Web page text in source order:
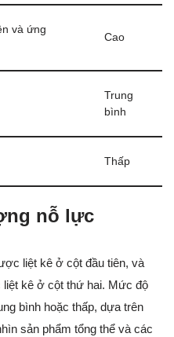
và ứng
Cao
Trung
bình
Thấp
nỗ lực
liệt kê ở cột đầu tiên, và
kê ở cột thứ hai. Mức độ
bình hoặc thấp, dựa trên
sản phẩm tổng thể và các